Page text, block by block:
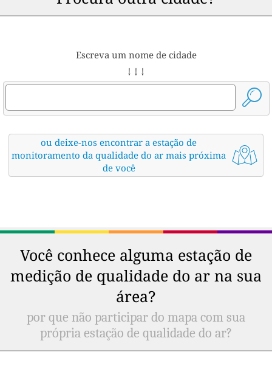
Escreva um nome de cidade
↓ ↓ ↓
ou deixe-nos encontrar a estação de
monitoramento da qualidade do ar mais próxima
de você
Você conhece alguma estação de
medição de qualidade do ar na sua
área?
por que não participar do mapa com sua
própria estação de qualidade do ar?